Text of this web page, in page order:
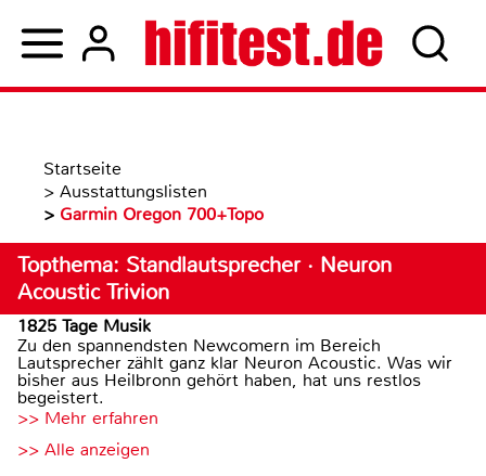
Startseite
> Ausstattungslisten
> Garmin Oregon 700+Topo
Topthema: Standlautsprecher · Neuron
Acoustic Trivion
1825 Tage Musik
Zu den spannendsten Newcomern im Bereich
Lautsprecher zählt ganz klar Neuron Acoustic. Was wir
bisher aus Heilbronn gehört haben, hat uns restlos
begeistert.
>> Mehr erfahren
>> Alle anzeigen